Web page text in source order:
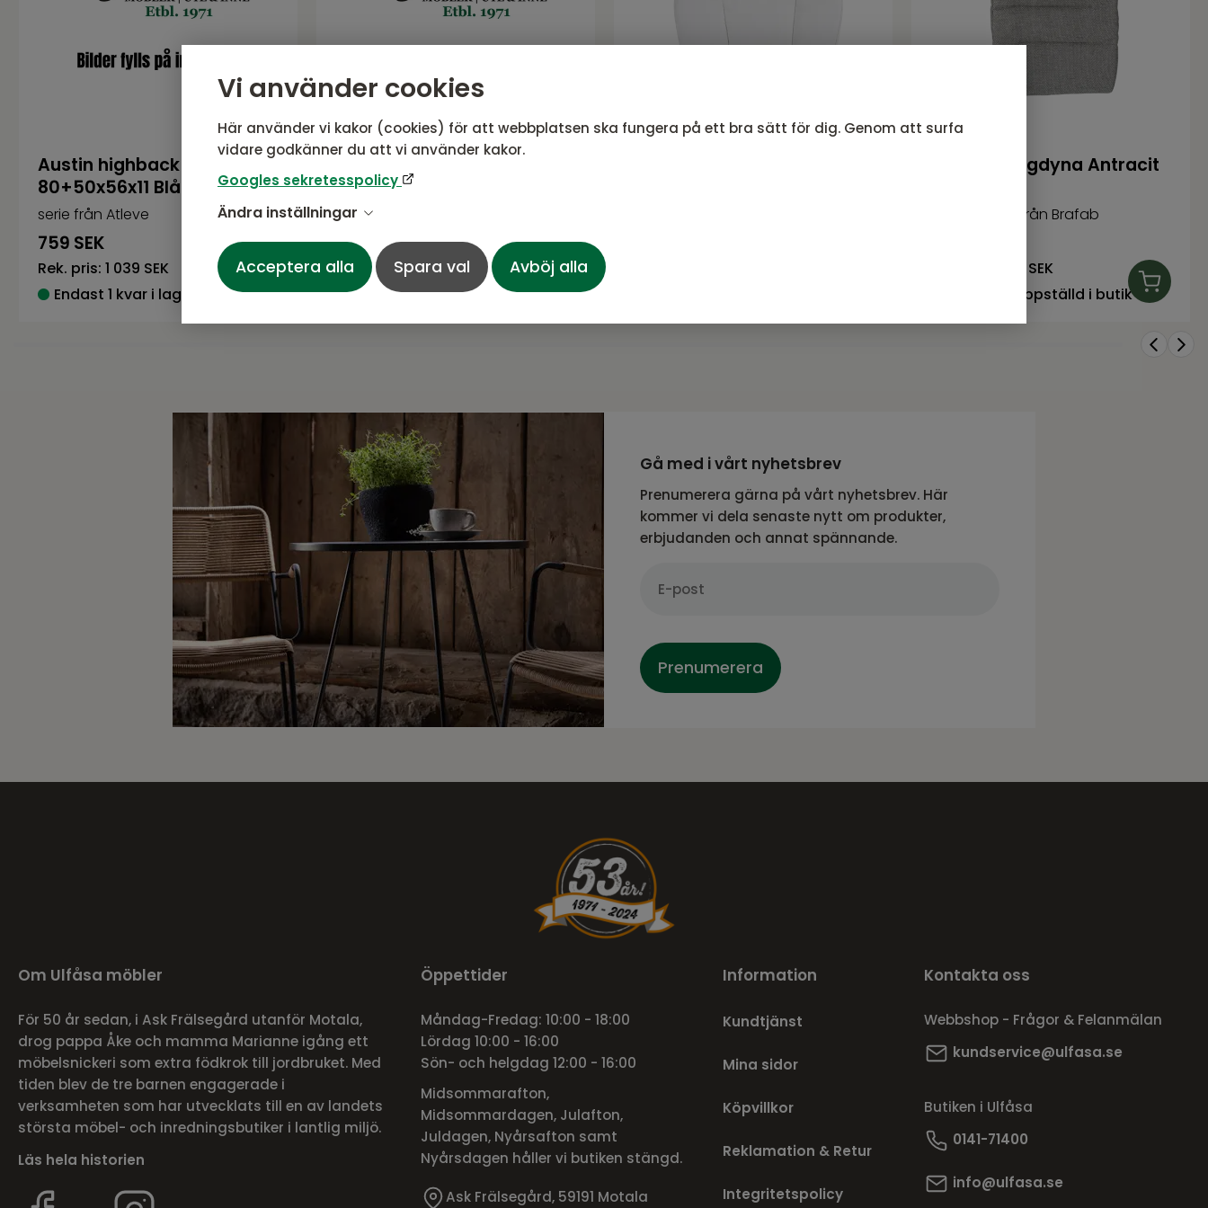
Vi använder cookies
Här använder vi kakor (cookies) för att webbplatsen ska fungera på ett bra sätt för dig. Genom att surfa
vidare godkänner du att vi använder kakor.
Googles sekretesspolicy
Ändra inställningar
Acceptera alla Spara val Avböj alla
Austin highback dyna
80+50x56x11 Blå
serie från Atleve
759 SEK
Rek. pris: 1 039 SEK
Endast 1 kvar i lager
80+50x56x11 Mörkgrå
serie från Atleve
759 SEK
Rek. pris:1 039 SEK
Endast 1 kvar i lager
Dimma ryggdyna Antracit
Dimma serie från Brafab
350 SEK
I lager, ej uppställd i butik
Gå med i vårt nyhetsbrev
Prenumerera gärna på vårt nyhetsbrev. Här
kommer vi dela senaste nytt om produkter,
erbjudanden och annat spännande.
Prenumerera
Om Ulfåsa möbler
För 50 år sedan, i Ask Frälsegård utanför Motala,
drog pappa Åke och mamma Marianne igång ett
möbelsnickeri som extra födkrok till jordbruket. Med
tiden blev de tre barnen engagerade i
verksamheten som har utvecklats till en av landets
största möbel- och inredningsbutiker i lantlig miljö.
Läs hela historien
Öppettider
Måndag-Fredag: 10:00 - 18:00
Lördag 10:00 - 16:00
Sön- och helgdag 12:00 - 16:00
Midsommarafton,
Midsommardagen, Julafton,
Juldagen, Nyårsafton samt
Nyårsdagen håller vi butiken stängd.
Ask Frälsegård, 59191 Motala
Information
Kundtjänst
Mina sidor
Köpvillkor
Reklamation & Retur
Integritetspolicy
Kontakta oss
Webbshop - Frågor & Felanmälan
kundservice@ulfasa.se
Butiken i Ulfåsa
0141-71400
info@ulfasa.se